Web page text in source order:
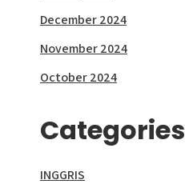
December 2024
November 2024
October 2024
Categories
INGGRIS